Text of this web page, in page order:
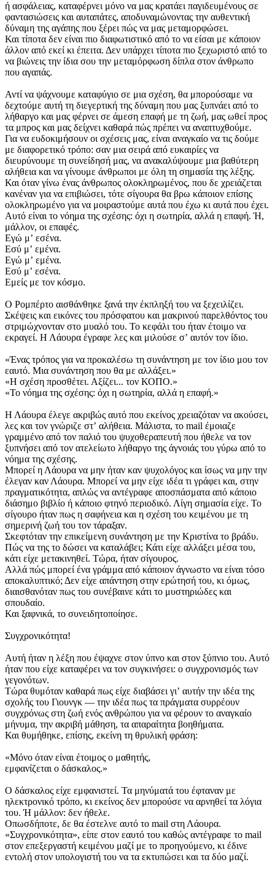
ή ασφάλειας, καταφέρνει μόνο να μας κρατάει παγιδευμένους σε
φαντασιώσεις και αυταπάτες, αποδυναμώνοντας την αυθεντική
δύναμη της αγάπης που ξέρει πώς να μας μεταμορφώσει.
Και τίποτα δεν είναι πιο διαφωτιστικό από το να είσαι με κάποιον
άλλον από εκεί κι έπειτα. Δεν υπάρχει τίποτα πιο ξεχωριστό από το
να βιώνεις την ίδια σου την μεταμόρφωση δίπλα στον άνθρωπο
που αγαπάς.
Αντί να ψάχνουμε καταφύγιο σε μια σχέση, θα μπορούσαμε να
δεχτούμε αυτή τη διεγερτική της δύναμη που μας ξυπνάει από το
λήθαργο και μας φέρνει σε άμεση επαφή με τη ζωή, μας ωθεί προς
τα μπρος και μας δείχνει καθαρά πώς πρέπει να αναπτυχθούμε.
Για να ευδοκιμήσουν οι σχέσεις μας, είναι αναγκαίο να τις δούμε
με διαφορετικό τρόπο: σαν μια σειρά από ευκαιρίες να
διευρύνουμε τη συνείδησή μας, να ανακαλύψουμε μια βαθύτερη
αλήθεια και να γίνουμε άνθρωποι με όλη τη σημασία της λέξης.
Και όταν γίνω ένας άνθρωπος ολοκληρωμένος, που δε χρειάζεται
κανέναν για να επιβιώσει, τότε σίγουρα θα βρω κάποιον επίσης
ολοκληρωμένο για να μοιραστούμε αυτά που έχω κι αυτά που έχει.
Αυτό είναι το νόημα της σχέσης: όχι η σωτηρία, αλλά η επαφή. Ή,
μάλλον, οι επαφές.
Εγώ μʼ εσένα.
Εσύ μʼ εμένα.
Εγώ μʼ εμένα.
Εσύ μʼ εσένα.
Εμείς με τον κόσμο.
Ο Ρομπέρτο αισθάνθηκε ξανά την έκπληξή του να ξεχειλίζει.
Σκέψεις και εικόνες του πρόσφατου και μακρινού παρελθόντος του
στριμώχνονταν στο μυαλό του. Το κεφάλι του ήταν έτοιμο να
εκραγεί. Η Λάουρα έγραφε λες και μιλούσε σʼ αυτόν τον ίδιο.
«Ένας τρόπος για να προκαλέσω τη συνάντηση με τον ίδιο μου τον
εαυτό. Μια συνάντηση που θα με αλλάξει.»
«Η σχέση προσθέτει. Αξίζει... τον ΚΟΠΟ.»
«Το νόημα της σχέσης: όχι η σωτηρία, αλλά η επαφή.»
Η Λάουρα έλεγε ακριβώς αυτό που εκείνος χρειαζόταν να ακούσει,
λες και τον γνώριζε στʼ αλήθεια. Μάλιστα, το mail έμοιαζε
γραμμένο από τον παλιό του ψυχοθεραπευτή που ήθελε να τον
ξυπνήσει από τον ατελείωτο λήθαργο της άγνοιάς του γύρω από το
νόημα της σχέσης.
Μπορεί η Λάουρα να μην ήταν καν ψυχολόγος και ίσως να μην την
έλεγαν καν Λάουρα. Μπορεί να μην είχε ιδέα τι γράφει και, στην
πραγματικότητα, απλώς να αντέγραφε αποσπάσματα από κάποιο
διάσημο βιβλίο ή κάποιο φτηνό περιοδικό. Λίγη σημασία είχε. Το
σίγουρο ήταν πως η σαφήνεια και η σχέση του κειμένου με τη
σημερινή ζωή του τον τάραξαν.
Σκεφτόταν την επικείμενη συνάντηση με την Κριστίνα το βράδυ.
Πώς να της το δώσει να καταλάβει; Κάτι είχε αλλάξει μέσα του,
κάτι είχε μετακινηθεί. Τώρα, ήταν σίγουρος.
Αλλά πώς μπορεί ένα γράμμα από κάποιον άγνωστο να είναι τόσο
αποκαλυπτικό; Δεν είχε απάντηση στην ερώτησή του, κι όμως,
διαισθανόταν πως του συνέβαινε κάτι το μυστηριώδες και
σπουδαίο.
Και ξαφνικά, το συνειδητοποίησε.
Συγχρονικότητα!
Αυτή ήταν η λέξη που έψαχνε στον ύπνο και στον ξύπνιο του. Αυτό
ήταν που είχε καταφέρει να τον συγκινήσει: ο συγχρονισμός των
γεγονότων.
Τώρα θυμόταν καθαρά πως είχε διαβάσει γιʼ αυτήν την ιδέα της
σχολής του Γιουνγκ — την ιδέα πως τα πράγματα συρρέουν
συγχρόνως στη ζωή ενός ανθρώπου για να φέρουν το αναγκαίο
μήνυμα, την ακριβή μάθηση, τα απαραίτητα βοηθήματα.
Και θυμήθηκε, επίσης, εκείνη τη θρυλική φράση:
«Μόνο όταν είναι έτοιμος ο μαθητής,
εμφανίζεται ο δάσκαλος.»
Ο δάσκαλος είχε εμφανιστεί. Τα μηνύματά του έφταναν με
ηλεκτρονικό τρόπο, κι εκείνος δεν μπορούσε να αρνηθεί τα λόγια
του. Ή μάλλον: δεν ήθελε.
Οπωσδήποτε, δε θα έστελνε αυτό το mail στη Λάουρα.
«Συγχρονικότητα», είπε στον εαυτό του καθώς αντέγραφε το mail
στον επεξεργαστή κειμένου μαζί με το προηγούμενο, κι έδινε
εντολή στον υπολογιστή του να τα εκτυπώσει και τα δύο μαζί.